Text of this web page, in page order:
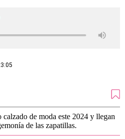
de moda este 2024 y llegan
de las zapatillas.